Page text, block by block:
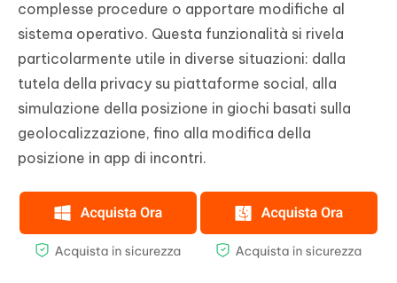
complesse procedure o apportare modifiche al
sistema operativo. Questa funzionalità si rivela
particolarmente utile in diverse situazioni: dalla
tutela della privacy su piattaforme social, alla
simulazione della posizione in giochi basati sulla
geolocalizzazione, fino alla modifica della
posizione in app di incontri.